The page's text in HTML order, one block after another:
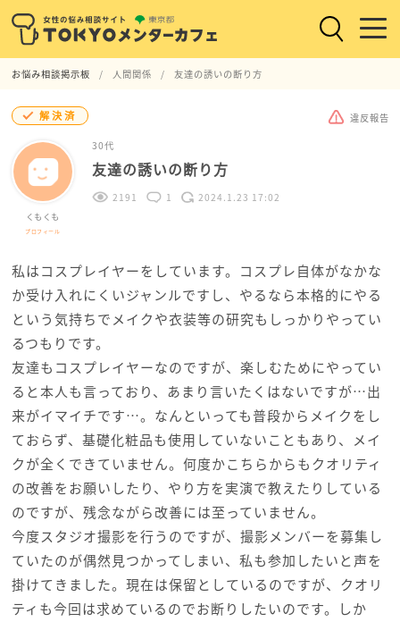
お悩み相談掲示板 人間関係 友達の誘いの断り方
解決済 違反報告
くもくも
プロフィール
30代
友達の誘いの断り方
2191 1 2024.1.23 17:02
私はコスプレイヤーをしています。コスプレ自体がなかな
か受け入れにくいジャンルですし、やるなら本格的にやる
という気持ちでメイクや衣装等の研究もしっかりやってい
るつもりです。
友達もコスプレイヤーなのですが、楽しむためにやってい
ると本人も言っており、あまり言いたくはないですが…出
来がイマイチです…。なんといっても普段からメイクをし
ておらず、基礎化粧品も使用していないこともあり、メイ
クが全くできていません。何度かこちらからもクオリティ
の改善をお願いしたり、やり方を実演で教えたりしている
のですが、残念ながら改善には至っていません。
今度スタジオ撮影を行うのですが、撮影メンバーを募集し
ていたのが偶然見つかってしまい、私も参加したいと声を
掛けてきました。現在は保留としているのですが、クオリ
ティも今回は求めているのでお断りしたいのです。しか